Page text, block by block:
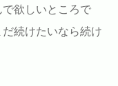
欲しいところで
続けたいなら続け